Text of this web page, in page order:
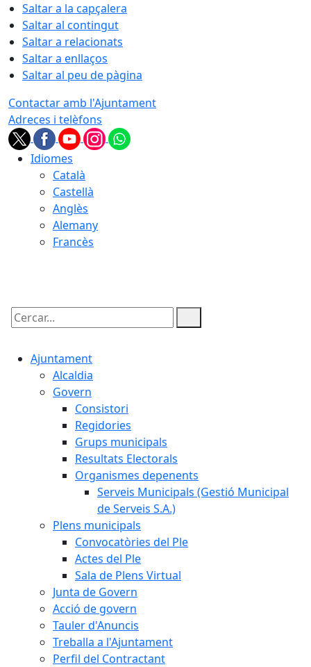
Saltar a la capçalera
Saltar al contingut
Saltar a relacionats
Saltar a enllaços
Saltar al peu de pàgina
Contactar amb l'Ajuntament
Adreces i telèfons
Idiomes
Català
Castellà
Anglès
Alemany
Francès
Cercar:
Ajuntament
Alcaldia
Govern
Consistori
Regidories
Grups municipals
Resultats Electorals
Organismes depenents
Serveis Municipals (Gestió Municipal
de Serveis S.A.)
Plens municipals
Convocatòries del Ple
Actes del Ple
Sala de Plens Virtual
Junta de Govern
Acció de govern
Tauler d'Anuncis
Treballa a l'Ajuntament
Perfil del Contractant